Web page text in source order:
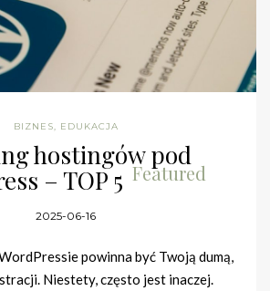
BIZNES, EDUKACJA
hostingów pod
– TOP 5 Featured
2025-06-16
powinna być Twoją dumą,
Niestety, często jest inaczej.